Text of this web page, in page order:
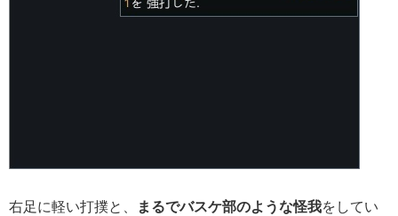
右足に軽い打撲と、 まるでバスケ部のような怪我をしてい